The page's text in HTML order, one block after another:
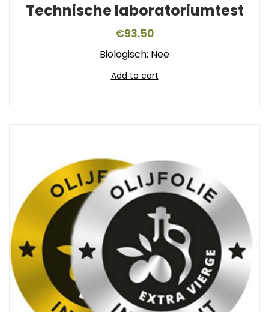
Technische laboratoriumtest
€93.50
Biologisch: Nee
Add to cart